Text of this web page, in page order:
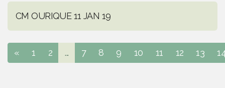
CM OURIQUE 11 JAN 19
« 1 2 ... 7 8 9 10 11 12 13